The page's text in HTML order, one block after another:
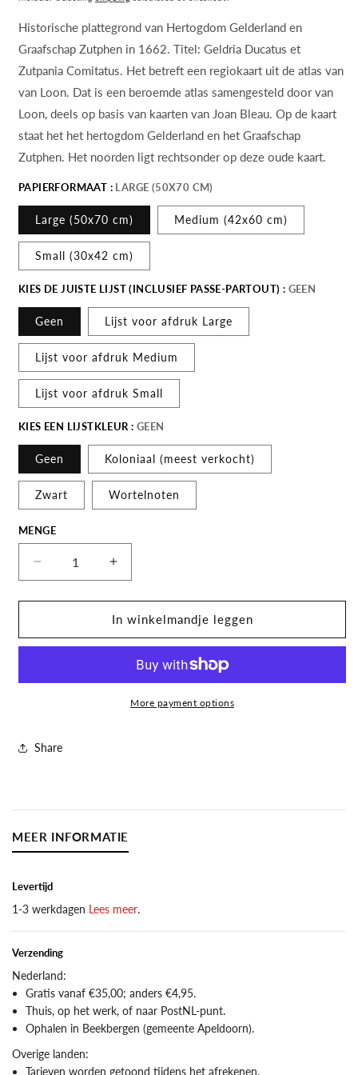
Historische plattegrond van Hertogdom Gelderland en
Graafschap Zutphen in 1662. Titel: Geldria Ducatus et
Zutpania Comitatus. Het betreft een regiokaart uit de atlas van
van Loon. Dat is een beroemde atlas samengesteld door van
Loon, deels op basis van kaarten van Joan Bleau. Op de kaart
staat het het hertogdom Gelderland en het Graafschap
Zutphen. Het noorden ligt rechtsonder op deze oude kaart.
PAPIERFORMAAT : LARGE (50X70 CM)
Large (50x70 cm) Medium (42x60 cm)
Small (30x42 cm)
KIES DE JUISTE LIJST (INCLUSIEF PASSE-PARTOUT) : GEEN
Geen Lijst voor afdruk Large
Lijst voor afdruk Medium
Lijst voor afdruk Small
KIES EEN LIJSTKLEUR : GEEN
Geen Koloniaal (meest verkocht)
Zwart Wortelnoten
Menge
MENGE
Decrease
Menge
for
kaart
Atlas
Increase
Menge
for
Oude
kaart
Atlas
van
In winkelmandje leggen
More payment options
Share
MEER INFORMATIE
Levertijd
1-3 werkdagen Lees meer.
Verzending
Nederland:
Gratis vanaf €35,00; anders €4,95.
Thuis, op het werk, of naar PostNL-punt.
Ophalen in Beekbergen (gemeente Apeldoorn).
Overige landen:
Tarieven worden getoond tijdens het afrekenen.